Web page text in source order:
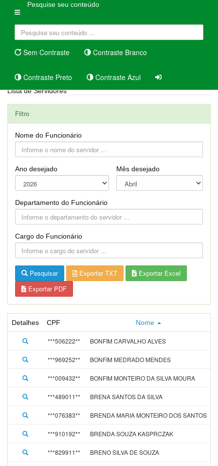
Pesquise seu conteúdo
Sem Contraste Contraste Branco
Contraste Preto Contraste Azul
Lista de Servidores
Filtro
Nome do Funcionário
Ano desejado Mês desejado
Departamento do Funcionário
Cargo do Funcionário
Pesquisar Exportar TXT
Exportar Excel
Exportar PDF
Detalhes CPF Nome
***506222** BONFIM CARVALHO ALVES
***969252** BONFIM MEDRADO MENDES
***009432** BONFIM MONTEIRO DA SILVA MOURA
***489011** BRENA SANTOS DA SILVA
***076383** BRENDA MARIA MONTEIRO DOS SANTOS
***910192** BRENDA SOUZA KASPRCZAK
***829911** BRENO SILVA DE SOUZA